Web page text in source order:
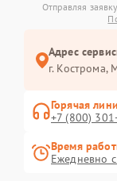
Отправляя
Адрес
г. Кострома,
Горячая
+7 (800)
Время
Ежедневно